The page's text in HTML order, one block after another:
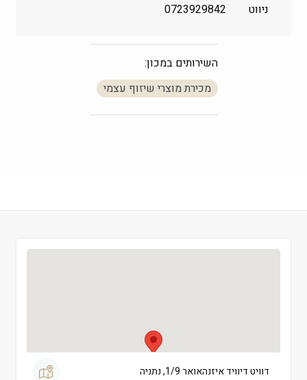
שלישי
ניווט 0723929842
השירותים במכון:
מכירת מוצרי שיזוף עצמי
דוויט דיוויד איזנהאואר 1/9, נתניה